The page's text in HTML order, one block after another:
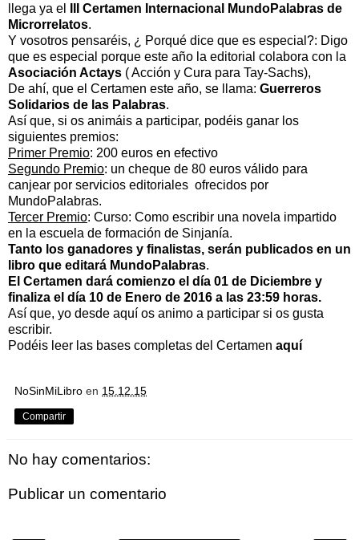
llega ya el
III Certamen Internacional MundoPalabras de
Microrrelatos.
Y vosotros pensaréis, ¿ Porqué dice que es especial?: Digo
que es especial porque este año la editorial colabora con la
Asociación Actays ( Acción y Cura para Tay-Sachs),
De ahí, que el Certamen este año, se llama: Guerreros
Solidarios de las Palabras.
Así que, si os animáis a participar, podéis ganar los
siguientes premios:
Primer Premio: 200 euros en efectivo
Segundo Premio: un cheque de 80 euros válido para
canjear por servicios editoriales ofrecidos por
MundoPalabras.
Tercer Premio: Curso: Como escribir una novela impartido
en la escuela de formación de Sinjanía.
Tanto los ganadores y finalistas, serán publicados en un
libro que editará MundoPalabras.
El Certamen dará comienzo el día 01 de Diciembre y
finaliza el día 10 de Enero de 2016 a las 23:59 horas.
Así que, yo desde aquí os animo a participar si os gusta
escribir.
Podéis leer las bases completas del Certamen aquí
NoSinMiLibro en 15.12.15
Compartir
No hay comentarios:
Publicar un comentario